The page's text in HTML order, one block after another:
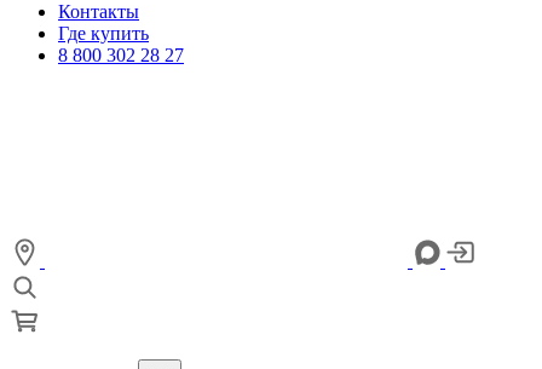
Контакты
Где купить
8 800 302 28 27